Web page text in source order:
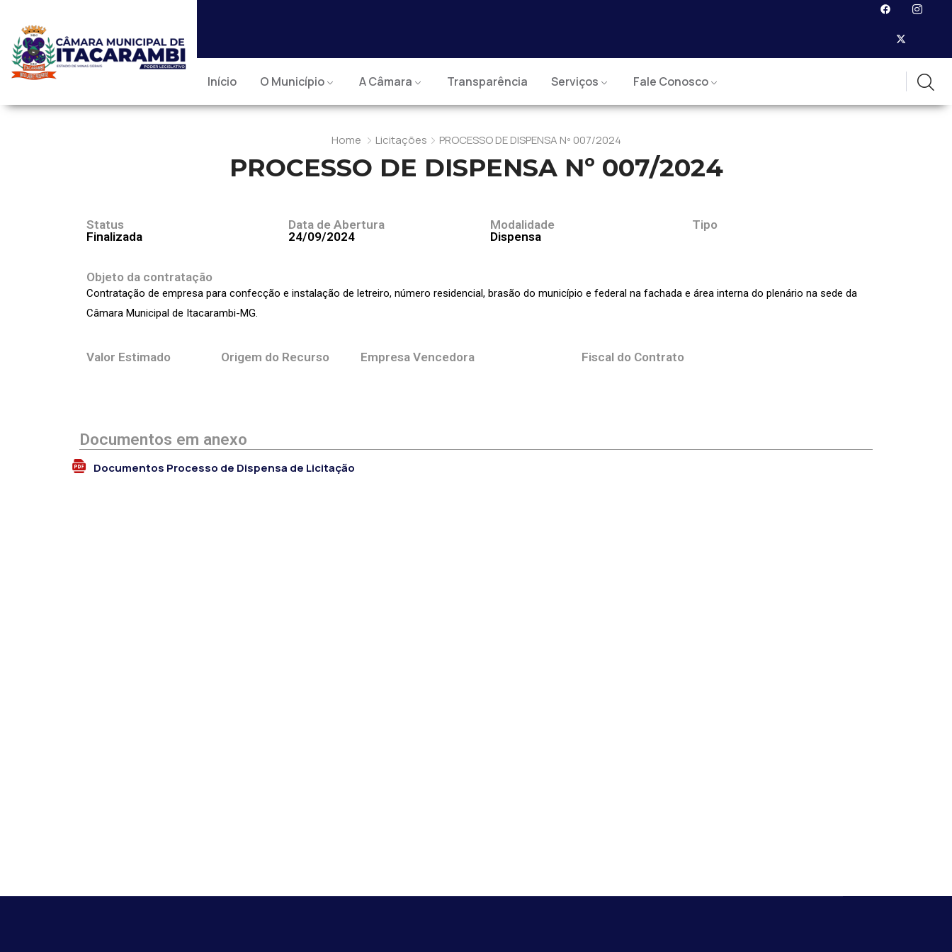
Início O Município A Câmara Transparência Serviços Fale Conosco
Home Licitações PROCESSO DE DISPENSA Nº 007/2024
PROCESSO DE DISPENSA Nº 007/2024
Status
Finalizada
Data de Abertura
24/09/2024
Modalidade
Dispensa
Tipo
Objeto da contratação
Contratação de empresa para confecção e instalação de letreiro, número residencial, brasão do município e federal na fachada e área interna do plenário na sede da
Câmara Municipal de Itacarambi-MG.
Valor Estimado Origem do Recurso Empresa Vencedora Fiscal do Contrato
Documentos em anexo
Documentos Processo de Dispensa de Licitação